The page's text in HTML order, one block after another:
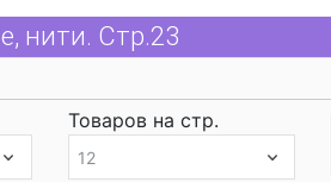
нити. Стр.23
Товаров на стр.